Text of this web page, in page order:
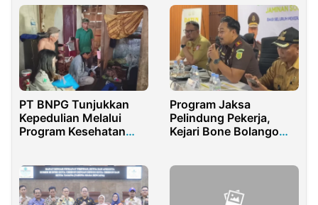
PT BNPG Tunjukkan
Kepedulian Melalui
Program Kesehatan
Program Jaksa
Pelindung Pekerja,
Kejari Bone Bolango